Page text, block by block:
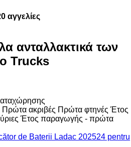
αγγελίες
ανταλλακτικά των
Trucks
Πρώτα ακριβές Πρώτα φτηνές Έτος
Έτος παραγωγής - πρώτα